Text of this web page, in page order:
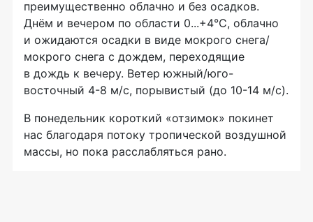
преимущественно облачно и без осадков.
Днём и вечером по области 0...+4°С, облачно
и ожидаются осадки в виде мокрого снега/
мокрого снега с дождем, переходящие
в дождь к вечеру. Ветер южный/юго-
восточный 4-8 м/с, порывистый (до 10-14 м/с).
В понедельник короткий «отзимок» покинет
нас благодаря потоку тропической воздушной
массы, но пока расслабляться рано.